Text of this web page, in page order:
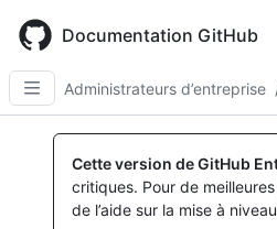
main
content
Documentation GitHub
Administrateurs d’entreprise
Cette version de GitHub
critiques. Pour de
de l’aide sur la mise à